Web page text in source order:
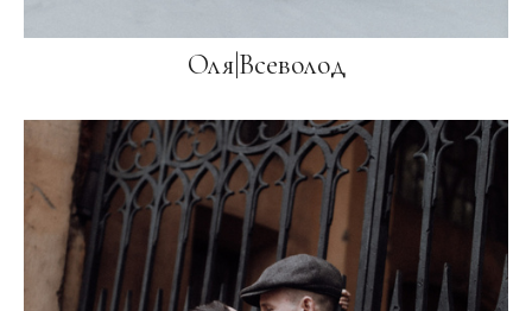
Оля|Всеволод